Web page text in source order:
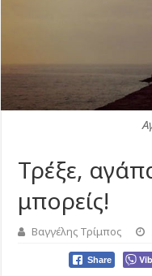
Τρέξε,
μπορείς!
Βαγγέλης Τρίμπος
Share